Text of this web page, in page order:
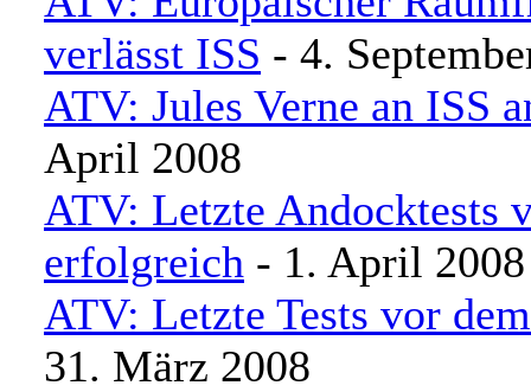
verlässt ISS - 4.
ATV: Jules Verne an ISS
April 2008
ATV: Letzte Andocktests
erfolgreich - 1. April 2008
ATV: Letzte Tests vor
31. März 2008